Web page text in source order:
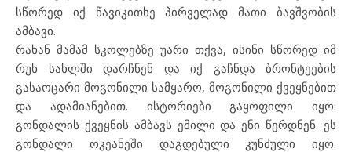
სწორედ იქ წავიკითხე პირველად მათი ბავშვობის
ამბავი.
რახან მამამ სკოლებზე უარი თქვა, ისინი სწორედ იმ
რუხ სახლში დარჩნენ და იქ გაჩნდა ბრონტეების
გასაოცარი მოგონილი სამყარო, მოგონილი ქვეყნებით
და ადამიანებით. ისტორიები გაყოფილი იყო:
გონდალის ქვეყნის ამბავს ემილი და ენი წერდნენ. ეს
გონდალი ოკეანეში დაგდებული კუნძული იყო.